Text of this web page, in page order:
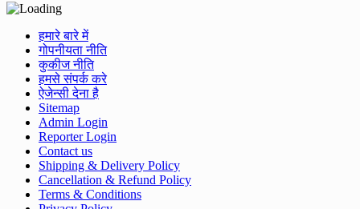
हमारे बारे में
गोपनीयता नीति
कुकीज नीति
हमसे संपर्क करे
ऐजेन्सी देना है
Sitemap
Admin Login
Reporter Login
Contact us
Shipping & Delivery Policy
Cancellation & Refund Policy
Terms & Conditions